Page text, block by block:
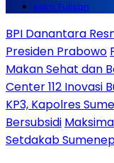
Kirim Tulisan
BPI Danantara
Presiden Prabowo
Makan Sehat dan
Center 112 Inovasi
KP3, Kapolres
Bersubsidi
Setdakab